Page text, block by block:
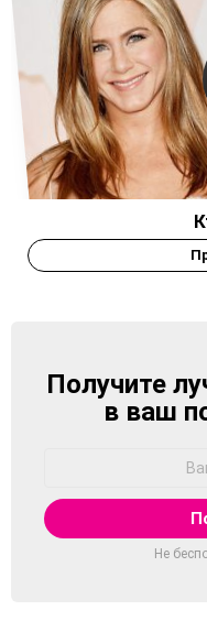
Получите
в ваш
Не